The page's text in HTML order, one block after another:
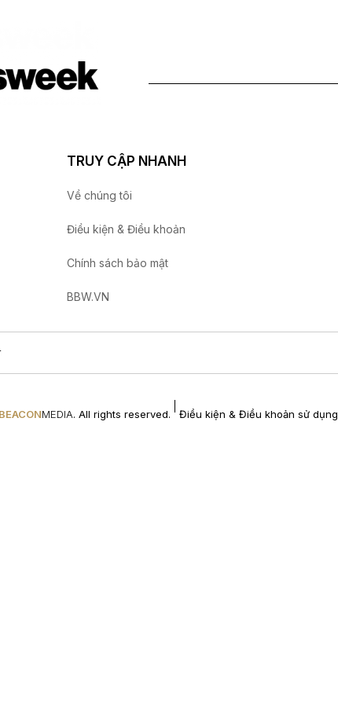
TRUY CẬP NHANH
Về chúng tôi
Điều kiện & Điều khoản
Chính sách bảo mật
BBW.VN
BEACONMEDIA. All rights reserved. Điều kiện & Điều khoản sử dụng